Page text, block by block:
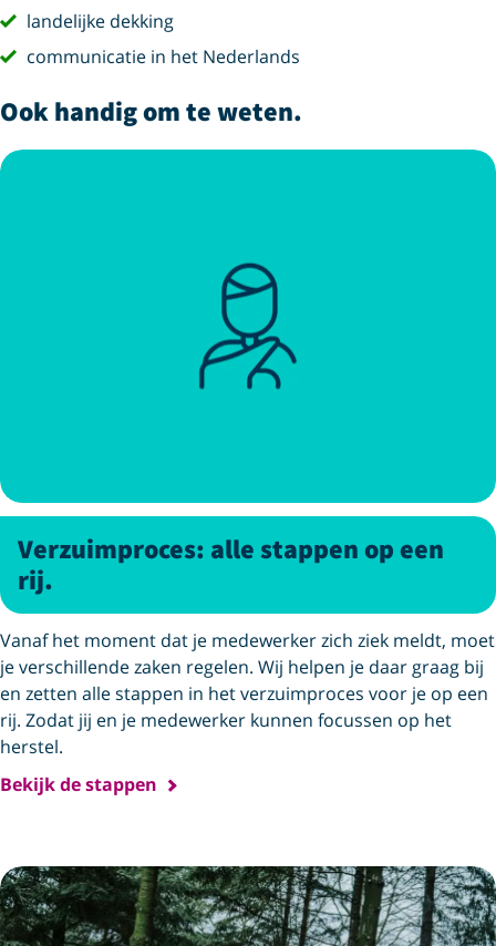
vink
landelijke dekking
vink
communicatie in het Nederlands
Ook handig om te weten.
Verzuimproces: alle stappen op een
rij.
Vanaf het moment dat je medewerker zich ziek meldt, moet
je verschillende zaken regelen. Wij helpen je daar graag bij
en zetten alle stappen in het verzuimproces voor je op een
rij. Zodat jij en je medewerker kunnen focussen op het
herstel.
Bekijk de stappen